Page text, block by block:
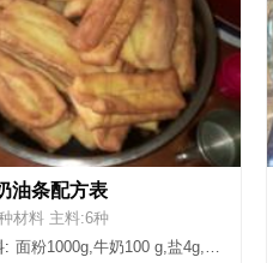
油条配方表
材料 主料:6种
: 面粉1000g,牛奶100 g,盐4g,鸡蛋2枚,泡打粉12 克左右,酵母粉10到20克之间